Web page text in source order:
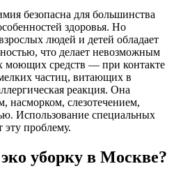
безопасна для большинства
здоровья. Но
людей и детей обладает
что делает невозможным
моющих средств — при контакте
частиц, витающих в
реакция. Она
насморком, слезотечением,
Использование специальных
эту проблему.
уборку в Москве?